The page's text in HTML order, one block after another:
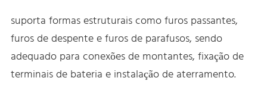
suporta formas estruturais como furos passantes,
furos de despente e furos de parafusos, sendo
adequado para conexões de montantes, fixação de
terminais de bateria e instalação de aterramento.